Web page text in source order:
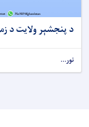
د پنجشېر ولایت د
نور...